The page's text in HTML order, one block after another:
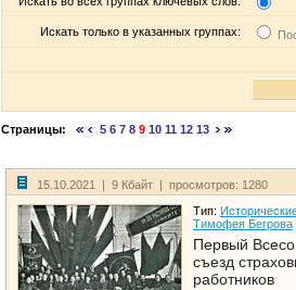
Искать только в указанных группах:
Страницы: 5 6 7 8 9 10 11 12 13
15.10.2021 | 9 Кбайт | просмотров: 1280
Тип:
Тимофея Бегрова
Первый
съезд
работников